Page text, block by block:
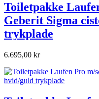
Toiletpakke
Geberit Sigma
trykplade
6.695,00 kr